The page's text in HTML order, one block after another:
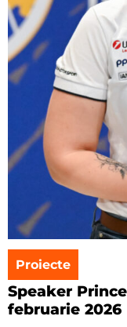
Proiecte
Speaker
februarie 2026